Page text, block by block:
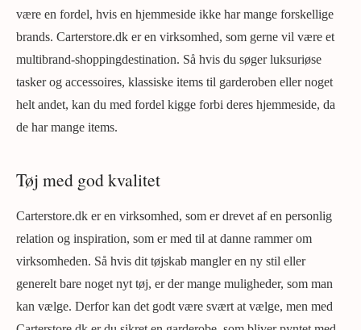
være en fordel, hvis en hjemmeside ikke har mange forskellige
brands. Carterstore.dk er en virksomhed, som gerne vil være et
multibrand-shoppingdestination. Så hvis du søger luksuriøse
tasker og accessoires, klassiske items til garderoben eller noget
helt andet, kan du med fordel kigge forbi deres hjemmeside, da
de har mange items.
Tøj med god kvalitet
Carterstore.dk er en virksomhed, som er drevet af en personlig
relation og inspiration, som er med til at danne rammer om
virksomheden. Så hvis dit tøjskab mangler en ny stil eller
generelt bare noget nyt tøj, er der mange muligheder, som man
kan vælge. Derfor kan det godt være svært at vælge, men med